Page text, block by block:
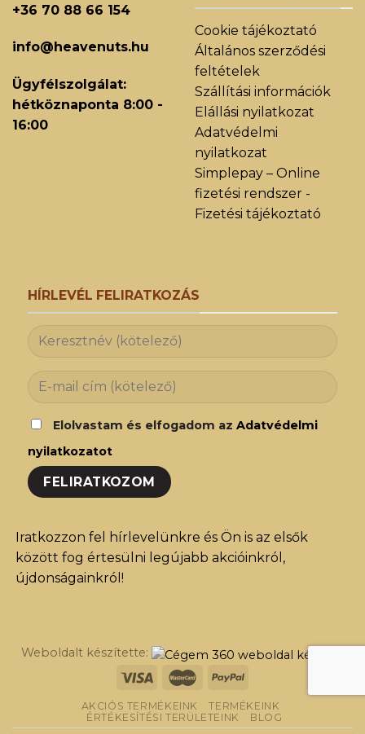
+36 70 88 66 154
info@heavenuts.hu
Ügyfélszolgálat:
hétköznaponta 8:00 -
16:00
Cookie tájékoztató
Általános szerződési
feltételek
Szállítási információk
Elállási nyilatkozat
Adatvédelmi
nyilatkozat
Simplepay – Online
fizetési rendszer -
Fizetési tájékoztató
HÍRLEVÉL FELIRATKOZÁS
Elolvastam és elfogadom az Adatvédelmi
nyilatkozatot
Iratkozzon fel hírlevelünkre és Ön is az elsők
között fog értesülni legújabb akcióinkról,
újdonságainkról!
Weboldalt készítette:
AKCIÓS TERMÉKEINK
TERMÉKEINK
ÉRTÉKESÍTÉSI TERÜLETEINK
BLOG